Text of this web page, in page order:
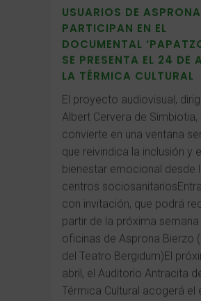
USUARIOS DE
PARTICIPAN EN EL
DOCUMENTAL
SE PRESENTA EL 24 DE
LA TÉRMICA CULTURAL
El proyecto audiovisual,
Albert Cervera de Simbiotia,
convierte en una ventana
que reivindica la inclusión y
bienestar emocional desde
centros
con invitación, que podrá
partir de la próxima semana
oficinas de Asprona Bierzo
del Teatro Bergidum)El
abril, el Auditorio Antracita
Térmica Cultural acogerá el